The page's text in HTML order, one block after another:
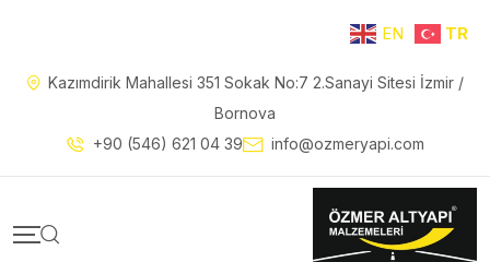
Kazımdirik Mahallesi 351 Sokak No:7 2.Sanayi Sitesi İzmir /
Bornova
+90 (546) 621 04 39
info@ozmeryapi.com
EN TR